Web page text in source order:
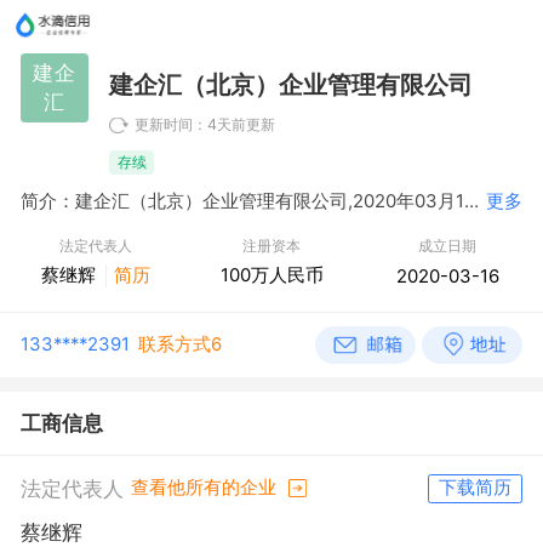
建企
汇
建企汇（北京）企业管理有限公司
更新时间：4天前更新
存续
简介：建企汇（北京）企业管理有限公司,2020年03月16日成立，经营范围包括企业管理；企业管理咨询；软件开发；软件服务；基础软件服务；应用软件服务；计算机系统服务；技术开发；技术咨询；技术交流；技术转让；技术推广；技术服务；组织文化艺术交流活动（不含营业性演出）；市场调查；经济贸易咨询；教育咨询（不含出国留学咨询与中介服务）；公共关系服务；企业策划；设计、制作、代理、发布广告；会议服务；电脑动画设计；翻译服务；商标代理；文艺创作；承办展览展示活动；软件咨询；产品设计；包装装潢设计；体育咨询；影视策划；餐饮管理（未取得专项许可不得经营餐饮服务）；酒店管理；版权代理。（市场主体依法自主选择经营项目，开展经营活动；依法须经批准的项目，经相关部门批准后依批准的内容开展经营活动；不得从事国家和本市产业政策禁止和限制类项目的经营活动。） 更多
法定代表人
蔡继辉 简历
注册资本
100万人民币
成立日期
2020-03-16
133****2391 联系方式6
工商信息
法定代表人 查看他所有的企业 下载简历
蔡继辉